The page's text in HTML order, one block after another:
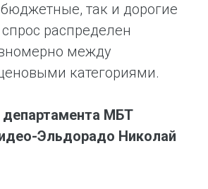
так и дорогие
распределен
между
категориями.
департамента МБТ
Эльдорадо Николай